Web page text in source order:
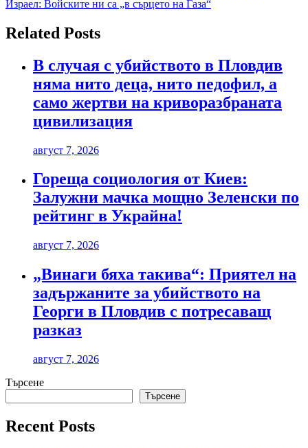
Израел: Войските ни са „в сърцето на Газа“
Related Posts
В случая с убийството в Пловдив
няма нито деца, нито педофил, а
само жертви на криворазбраната
цивилизация
август 7, 2026
Гореща социология от Киев:
Залужни мачка мощно Зеленски по
рейтинг в Украйна!
август 7, 2026
„Винаги бяха такива“: Приятел на
задържаните за убийството на
Георги в Пловдив с потресаващ
разказ
август 7, 2026
Търсене
Търсене
Recent Posts